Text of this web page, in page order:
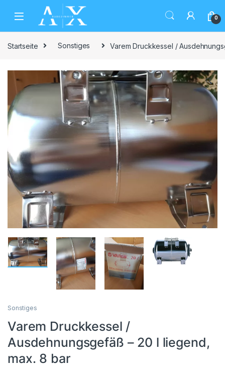
Skip to navigation
Skip to content
0
Startseite Sonstiges Varem Druckkessel /
🔍
Sonstiges
Varem Druckkessel /
Ausdehnungsgefäß – 20 l liegend,
max. 8 bar